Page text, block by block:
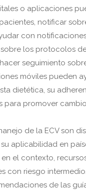
o aplicaciones
notificar
con
los protocolos
seguimiento
móviles pueden
dietética, su
promover
de la ECV son
aplicabilidad en
el contexto,
con riesgo
de las